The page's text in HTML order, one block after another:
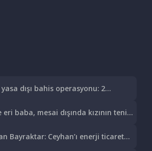
dışı bahis operasyonu: 2
baba, mesai dışında kızının tenis
Bayraktar: Ceyhan’ı enerji ticaret